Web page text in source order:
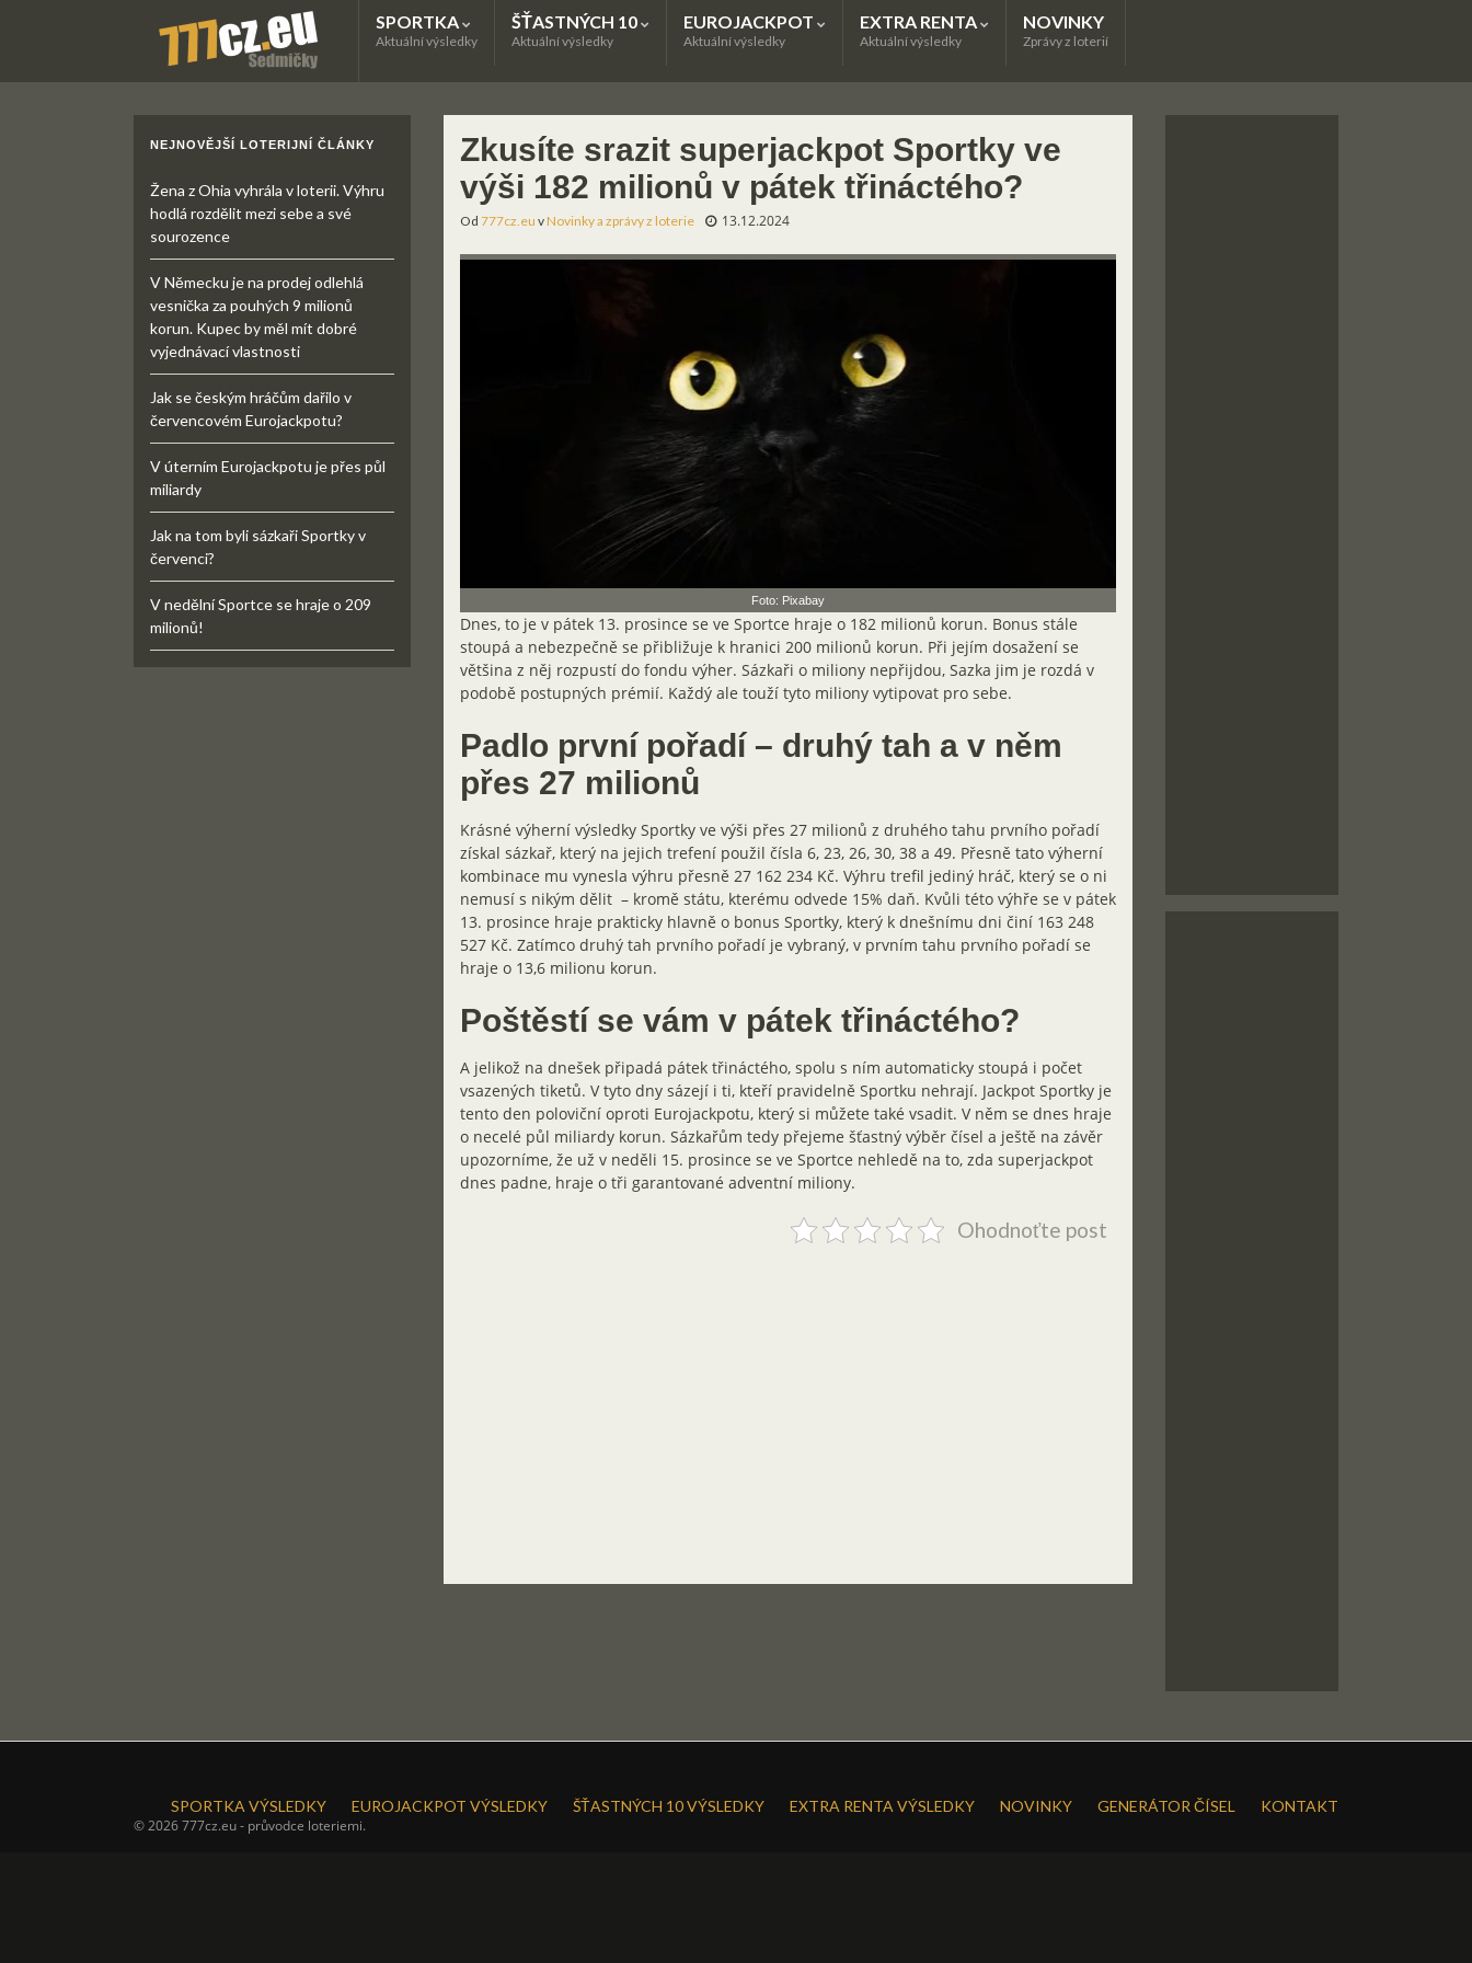
SPORTKA
Aktuální výsledky
ŠŤASTNÝCH 10
Aktuální výsledky
EUROJACKPOT
Aktuální výsledky
EXTRA RENTA
Aktuální výsledky
NOVINKY
Zprávy z loterií
Zkusíte srazit superjackpot Sportky ve
výši 182 milionů v pátek třináctého?
Od 777cz.eu vNovinky a zprávy z loterie 13.12.2024
Foto: Pixabay
Dnes, to je v pátek 13. prosince se ve Sportce hraje o 182 milionů korun. Bonus stále
stoupá a nebezpečně se přibližuje k hranici 200 milionů korun. Při jejím dosažení se
většina z něj rozpustí do fondu výher. Sázkaři o miliony nepřijdou, Sazka jim je rozdá v
podobě postupných prémií. Každý ale touží tyto miliony vytipovat pro sebe.
Padlo první pořadí – druhý tah a v něm
přes 27 milionů
Krásné výherní výsledky Sportky ve výši přes 27 milionů z druhého tahu prvního pořadí
získal sázkař, který na jejich trefení použil čísla 6, 23, 26, 30, 38 a 49. Přesně tato výherní
kombinace mu vynesla výhru přesně 27 162 234 Kč. Výhru trefil jediný hráč, který se o ni
nemusí s nikým dělit – kromě státu, kterému odvede 15% daň. Kvůli této výhře se v pátek
13. prosince hraje prakticky hlavně o bonus Sportky, který k dnešnímu dni činí 163 248
527 Kč. Zatímco druhý tah prvního pořadí je vybraný, v prvním tahu prvního pořadí se
hraje o 13,6 milionu korun.
Poštěstí se vám v pátek třináctého?
A jelikož na dnešek připadá pátek třináctého, spolu s ním automaticky stoupá i počet
vsazených tiketů. V tyto dny sázejí i ti, kteří pravidelně Sportku nehrají. Jackpot Sportky je
tento den poloviční oproti Eurojackpotu, který si můžete také vsadit. V něm se dnes hraje
o necelé půl miliardy korun. Sázkařům tedy přejeme šťastný výběr čísel a ještě na závěr
upozorníme, že už v neděli 15. prosince se ve Sportce nehledě na to, zda superjackpot
dnes padne, hraje o tři garantované adventní miliony.
Ohodnoťte post
NEJNOVĚJŠÍ LOTERIJNÍ ČLÁNKY
Žena z Ohia vyhrála v loterii. Výhru
hodlá rozdělit mezi sebe a své
sourozence
V Německu je na prodej odlehlá
vesnička za pouhých 9 milionů
korun. Kupec by měl mít dobré
vyjednávací vlastnosti
Jak se českým hráčům dařilo v
červencovém Eurojackpotu?
V úterním Eurojackpotu je přes půl
miliardy
Jak na tom byli sázkaři Sportky v
červenci?
V nedělní Sportce se hraje o 209
milionů!
SPORTKA VÝSLEDKY EUROJACKPOT VÝSLEDKY ŠŤASTNÝCH 10 VÝSLEDKY EXTRA RENTA VÝSLEDKY NOVINKY GENERÁTOR ČÍSEL
KONTAKT
© 2026 777cz.eu - průvodce loteriemi.